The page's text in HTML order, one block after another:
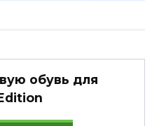
обувь для